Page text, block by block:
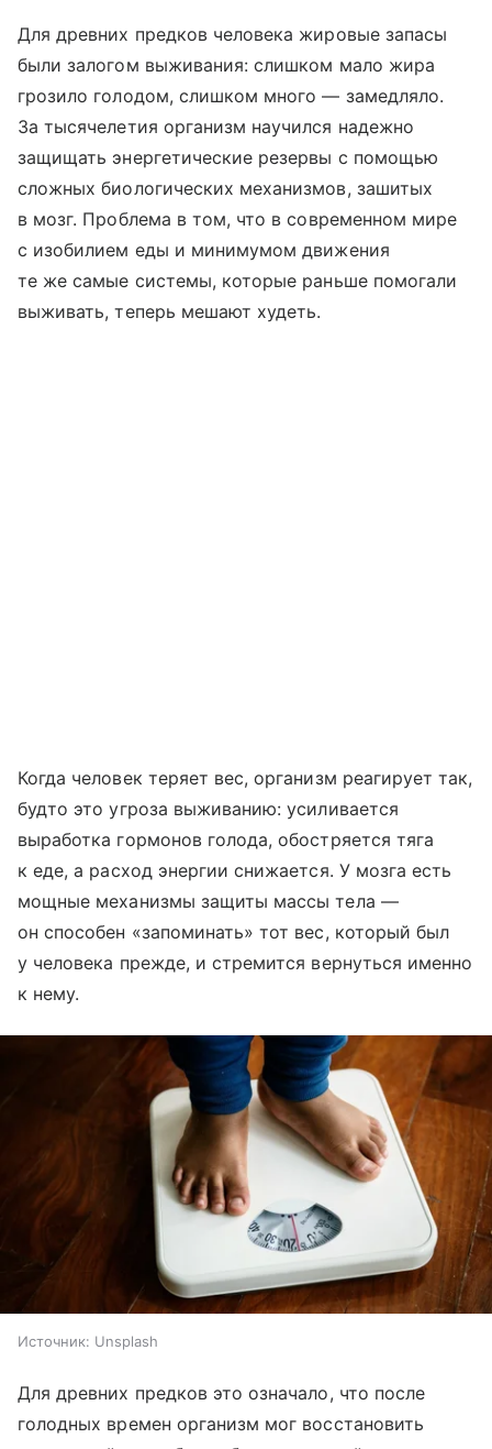
Для древних предков человека жировые запасы
были залогом выживания: слишком мало жира
грозило голодом, слишком много — замедляло.
За тысячелетия организм научился надежно
защищать энергетические резервы с помощью
сложных биологических механизмов, зашитых
в мозг. Проблема в том, что в современном мире
с изобилием еды и минимумом движения
те же самые системы, которые раньше помогали
выживать, теперь мешают худеть.
Когда человек теряет вес, организм реагирует так,
будто это угроза выживанию: усиливается
выработка гормонов голода, обостряется тяга
к еде, а расход энергии снижается. У мозга есть
мощные механизмы защиты массы тела —
он способен «запоминать» тот вес, который был
у человека прежде, и стремится вернуться именно
к нему.
Источник: Unsplash
Для древних предков это означало, что после
голодных времен организм мог восстановить